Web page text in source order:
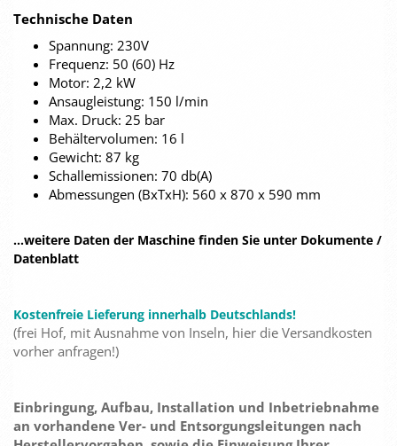
Technische Daten
Spannung: 230V
Frequenz: 50 (60) Hz
Motor: 2,2 kW
Ansaugleistung: 150 l/min
Max. Druck: 25 bar
Behältervolumen: 16 l
Gewicht: 87 kg
Schallemissionen: 70 db(A)
Abmessungen (BxTxH): 560 x 870 x 590 mm
...weitere Daten der Maschine finden Sie unter Dokumente /
Datenblatt
Kostenfreie Lieferung innerhalb Deutschlands!
(frei Hof, mit Ausnahme von Inseln, hier die Versandkosten
vorher anfragen!)
Einbringung, Aufbau, Installation und Inbetriebnahme
an vorhandene Ver- und Entsorgungsleitungen nach